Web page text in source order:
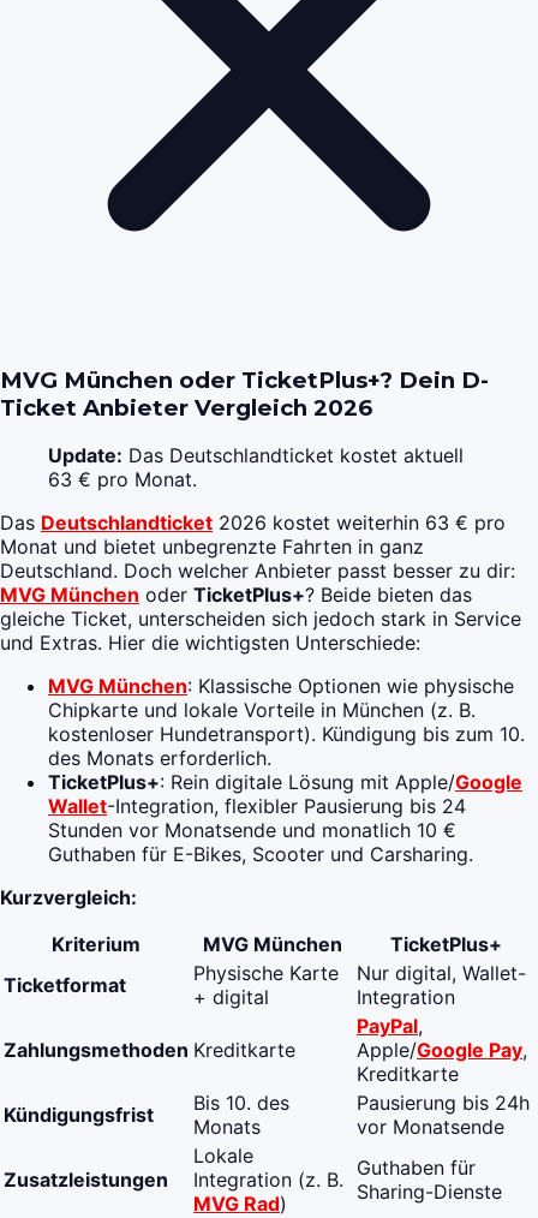
MVG München oder TicketPlus+? Dein D-
Ticket Anbieter Vergleich 2026
Update: Das Deutschlandticket kostet aktuell
63 € pro Monat.
Das Deutschlandticket 2026 kostet weiterhin 63 € pro
Monat und bietet unbegrenzte Fahrten in ganz
Deutschland. Doch welcher Anbieter passt besser zu dir:
MVG München oder TicketPlus+? Beide bieten das
gleiche Ticket, unterscheiden sich jedoch stark in Service
und Extras. Hier die wichtigsten Unterschiede:
MVG München: Klassische Optionen wie physische
Chipkarte und lokale Vorteile in München (z. B.
kostenloser Hundetransport). Kündigung bis zum 10.
des Monats erforderlich.
TicketPlus+: Rein digitale Lösung mit Apple/Google
Wallet-Integration, flexibler Pausierung bis 24
Stunden vor Monatsende und monatlich 10 €
Guthaben für E-Bikes, Scooter und Carsharing.
Kurzvergleich:
Kriterium
MVG München
TicketPlus+
Ticketformat
Physische Karte
+ digital
Nur digital, Wallet-
Integration
Zahlungsmethoden Kreditkarte
PayPal,
Apple/Google Pay,
Kreditkarte
Kündigungsfrist
Bis 10. des
Monats
Pausierung bis 24h
vor Monatsende
Zusatzleistungen
Lokale
Integration (z. B.
MVG Rad)
Guthaben für
Sharing-Dienste